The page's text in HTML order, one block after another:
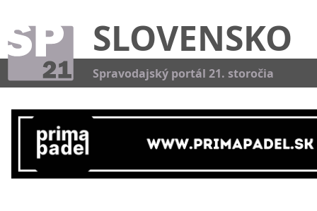
SLOVENSKO
Spravodajský portál 21. storočia